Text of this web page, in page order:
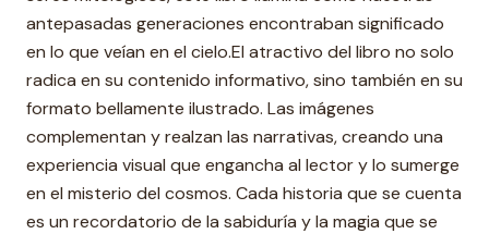
antepasadas generaciones encontraban significado
en lo que veían en el cielo.El atractivo del libro no solo
radica en su contenido informativo, sino también en su
formato bellamente ilustrado. Las imágenes
complementan y realzan las narrativas, creando una
experiencia visual que engancha al lector y lo sumerge
en el misterio del cosmos. Cada historia que se cuenta
es un recordatorio de la sabiduría y la magia que se